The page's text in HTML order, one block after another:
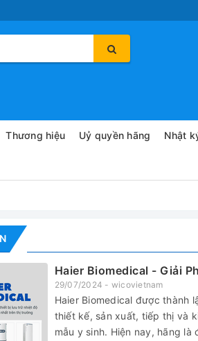
Thương hiệu Uỷ quyền hãng Nhật
Haier Biomedical - Giải
29/07/2024 - wicovietnam
Haier Biomedical được thành
thiết kế, sản xuất, tiếp thị và
mẫu y sinh. Hiện nay, hãng